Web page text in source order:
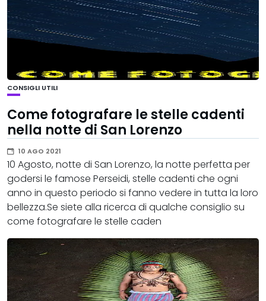
CONSIGLI UTILI
Come fotografare le stelle cadenti
nella notte di San Lorenzo
10 AGO 2021
10 Agosto, notte di San Lorenzo, la notte perfetta per
godersi le famose Perseidi, stelle cadenti che ogni
anno in questo periodo si fanno vedere in tutta la loro
bellezza.Se siete alla ricerca di qualche consiglio su
come fotografare le stelle caden